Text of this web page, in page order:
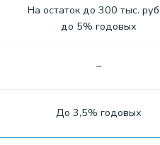
На остаток до 300 тыс.
до 5% годовых
–
До 3,5% годовых